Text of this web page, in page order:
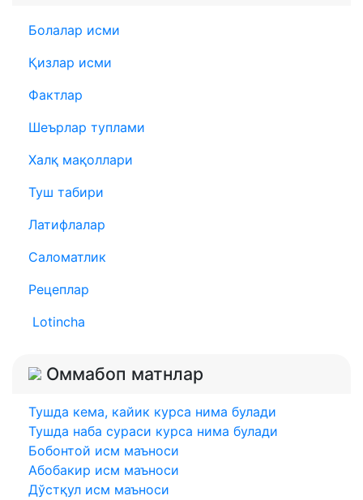
Болалар исми
Қизлар исми
Фактлар
Шеърлар туплами
Халқ мақоллари
Туш табири
Латифлалар
Саломатлик
Рецеплар
Lotincha
Оммабоп матнлар
Тушда кема, кайик курса нима булади
Тушда наба сураси курса нима булади
Бобонтой исм маъноси
Абобакир исм маъноси
Дўстқул исм маъноси